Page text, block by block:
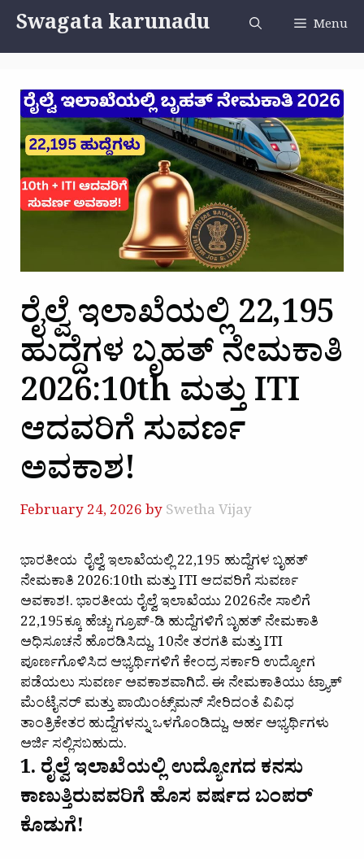
Skip
content
Swagata karunadu Menu
ರೈಲ್ವೆ ಇಲಾಖೆಯಲ್ಲಿ 22,195
ಹುದ್ದೆಗಳ ಬೃಹತ್ ನೇಮಕಾತಿ
2026:10th ಮತ್ತು ITI
ಆದವರಿಗೆ ಸುವರ್ಣ
ಅವಕಾಶ!
February 24, 2026bySwetha Vijay
ಭಾರತೀಯ ರೈಲ್ವೆ ಇಲಾಖೆಯಲ್ಲಿ 22,195 ಹುದ್ದೆಗಳ ಬೃಹತ್
ನೇಮಕಾತಿ 2026:10th ಮತ್ತು ITI ಆದವರಿಗೆ ಸುವರ್ಣ
ಅವಕಾಶ!. ಭಾರತೀಯ ರೈಲ್ವೆ ಇಲಾಖೆಯು 2026ನೇ ಸಾಲಿಗೆ
22,195ಕ್ಕೂ ಹೆಚ್ಚು ಗ್ರೂಪ್-ಡಿ ಹುದ್ದೆಗಳಿಗೆ ಬೃಹತ್ ನೇಮಕಾತಿ
ಅಧಿಸೂಚನೆ ಹೊರಡಿಸಿದ್ದು, 10ನೇ ತರಗತಿ ಮತ್ತು ITI
ಪೂರ್ಣಗೊಳಿಸಿದ ಅಭ್ಯರ್ಥಿಗಳಿಗೆ ಕೇಂದ್ರ ಸರ್ಕಾರಿ ಉದ್ಯೋಗ
ಪಡೆಯಲು ಸುವರ್ಣ ಅವಕಾಶವಾಗಿದೆ. ಈ ನೇಮಕಾತಿಯು ಟ್ರ್ಯಾಕ್
ಮೆಂಟೈನರ್ ಮತ್ತು ಪಾಯಿಂಟ್ಸ್‌ಮನ್ ಸೇರಿದಂತೆ ವಿವಿಧ
ತಾಂತ್ರಿಕೇತರ ಹುದ್ದೆಗಳನ್ನು ಒಳಗೊಂಡಿದ್ದು, ಅರ್ಹ ಅಭ್ಯರ್ಥಿಗಳು
ಅರ್ಜಿ ಸಲ್ಲಿಸಬಹುದು.
1. ರೈಲ್ವೆ ಇಲಾಖೆಯಲ್ಲಿ ಉದ್ಯೋಗದ ಕನಸು
ಕಾಣುತ್ತಿರುವವರಿಗೆ ಹೊಸ ವರ್ಷದ ಬಂಪರ್
ಕೊಡುಗೆ!